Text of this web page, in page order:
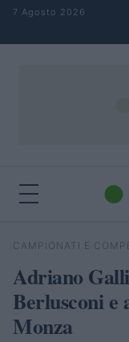
Salta al contenuto
7 Agosto 2026
Cerca
CAMPIONATI E
Adriano
Berlusconi e
Monza